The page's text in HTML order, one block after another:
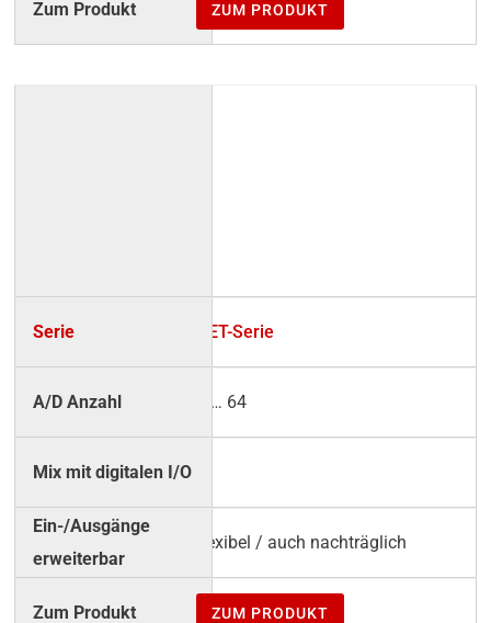
ZUM PRODUKT
NET-Serie
4 … 64
flexibel / auch nachträglich
ZUM PRODUKT